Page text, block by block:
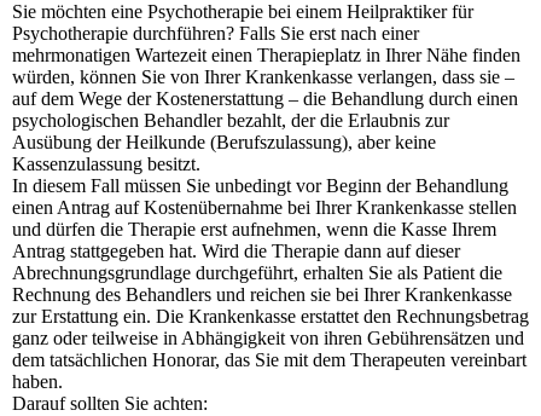
Sie möchten eine Psychotherapie bei einem Heilpraktiker für
Psychotherapie durchführen? Falls Sie erst nach einer
mehrmonatigen Wartezeit einen Therapieplatz in Ihrer Nähe finden
würden, können Sie von Ihrer Krankenkasse verlangen, dass sie –
auf dem Wege der Kostenerstattung – die Behandlung durch einen
psychologischen Behandler bezahlt, der die Erlaubnis zur
Ausübung der Heilkunde (Berufszulassung), aber keine
Kassenzulassung besitzt.
In diesem Fall müssen Sie unbedingt vor Beginn der Behandlung
einen Antrag auf Kostenübernahme bei Ihrer Krankenkasse stellen
und dürfen die Therapie erst aufnehmen, wenn die Kasse Ihrem
Antrag stattgegeben hat. Wird die Therapie dann auf dieser
Abrechnungsgrundlage durchgeführt, erhalten Sie als Patient die
Rechnung des Behandlers und reichen sie bei Ihrer Krankenkasse
zur Erstattung ein. Die Krankenkasse erstattet den Rechnungsbetrag
ganz oder teilweise in Abhängigkeit von ihren Gebührensätzen und
dem tatsächlichen Honorar, das Sie mit dem Therapeuten vereinbart
haben.
Darauf sollten Sie achten: